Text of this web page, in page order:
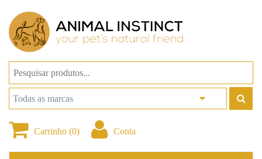
Conta
Carrinho (0)